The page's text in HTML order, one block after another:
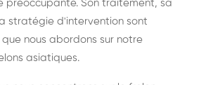
préoccupante. Son traitement, sa
stratégie d'intervention sont
nous abordons sur notre
asiatiques.